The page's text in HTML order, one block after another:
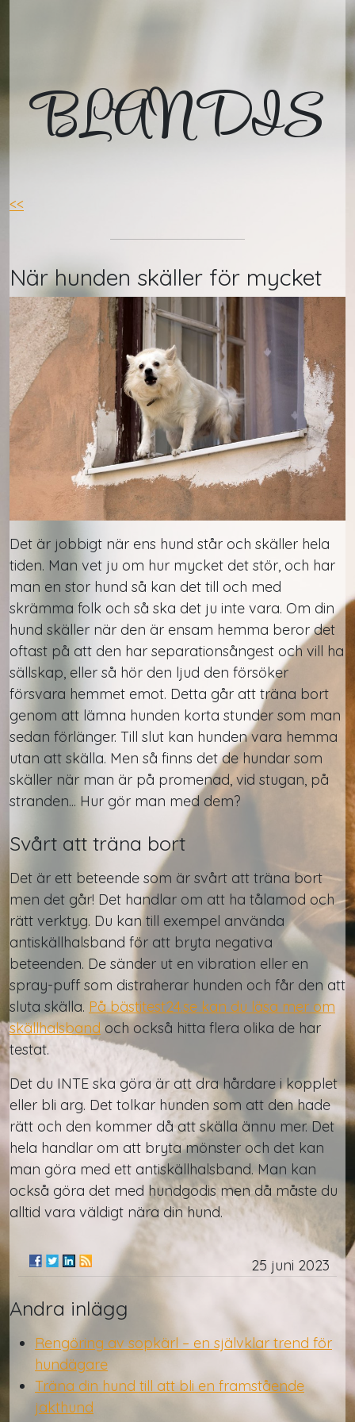
BLANDIS
<<
När hunden skäller för mycket
Det är jobbigt när ens hund står och skäller hela
tiden. Man vet ju om hur mycket det stör, och har
man en stor hund så kan det till och med
skrämma folk och så ska det ju inte vara. Om din
hund skäller när den är ensam hemma beror det
oftast på att den har separationsångest och vill ha
sällskap, eller så hör den ljud den försöker
försvara hemmet emot. Detta går att träna bort
genom att lämna hunden korta stunder som man
sedan förlänger. Till slut kan hunden vara hemma
utan att skälla. Men så finns det de hundar som
skäller när man är på promenad, vid stugan, på
stranden... Hur gör man med dem?
Svårt att träna bort
Det är ett beteende som är svårt att träna bort
men det går! Det handlar om att ha tålamod och
rätt verktyg. Du kan till exempel använda
antiskällhalsband för att bryta negativa
beteenden. De sänder ut en vibration eller en
spray-puff som distraherar hunden och får den att
sluta skälla. På bästitest24.se kan du läsa mer om
skällhalsband och också hitta flera olika de har
testat.
Det du INTE ska göra är att dra hårdare i kopplet
eller bli arg. Det tolkar hunden som att den hade
rätt och den kommer då att skälla ännu mer. Det
hela handlar om att bryta mönster och det kan
man göra med ett antiskällhalsband. Man kan
också göra det med hundgodis men då måste du
alltid vara väldigt nära din hund.
25 juni 2023
Andra inlägg
Rengöring av sopkärl – en självklar trend för
hundägare
Träna din hund till att bli en framstående
jakthund